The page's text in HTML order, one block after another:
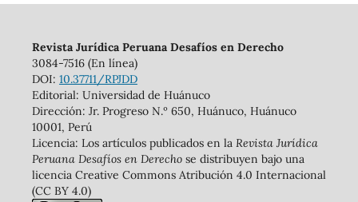
Revista Jurídica Peruana Desafíos en Derecho
3084-7516 (En línea)
DOI: 10.37711/RPJDD
Editorial: Universidad de Huánuco
Dirección: Jr. Progreso N.º 650, Huánuco, Huánuco
10001, Perú
Licencia: Los artículos publicados en la Revista Jurídica
Peruana Desafíos en Derechose distribuyen bajo una
licencia Creative Commons Atribución 4.0 Internacional
(CC BY 4.0)